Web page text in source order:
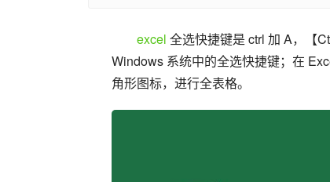
excel 全选快捷键是 ctrl 加 A，【
Windows 系统中的全选快捷键；在
角形图标，进行全表格。